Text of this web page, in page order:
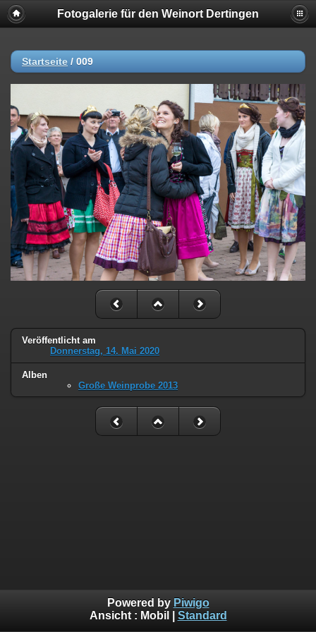
Fotogalerie für den Weinort Dertingen
Startseite / 009
Veröffentlicht am
Donnerstag, 14. Mai 2020
Alben
Große Weinprobe 2013
Powered by Piwigo
Ansicht : Mobil Standard